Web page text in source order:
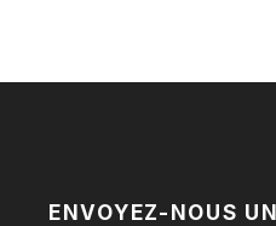
ENVOYEZ-NOUS